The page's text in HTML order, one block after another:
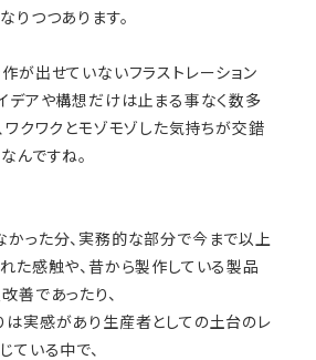
りつつあります。
が出せていないフラストレーション
デアや構想だけは止まる事なく数多
ワクワクとモゾモゾした気持ちが交錯
んですね。
った分、実務的な部分で今まで以上
た感触や、昔から製作している製品
善であったり、
は実感があり生産者としての土台のレ
ている中で、